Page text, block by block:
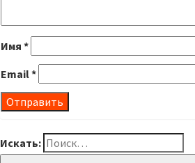
Имя *
Email*
Искать: